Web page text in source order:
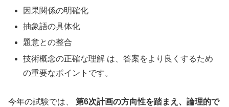
因果関係の明確化
抽象語の具体化
題意との整合
技術概念の正確な理解 は、答案をより良くするため
の重要なポイントです。
今年の試験では、 第6次計画の方向性を踏まえ、論理的で